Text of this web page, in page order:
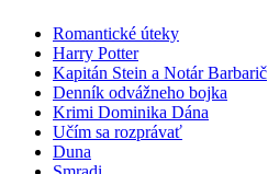
Romantické úteky
Harry Potter
Kapitán Stein a Notár Barbarič
Denník odvážneho bojka
Krimi Dominika Dána
Učím sa rozprávať
Duna